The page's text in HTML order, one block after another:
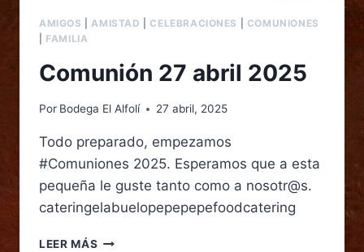
AMIGOS AMISTAD CELEBRACIONES
COMUNIONES
FAMILIA
Comunión 27 abril 2025
Por Bodega El Alfolí 27 abril, 2025
Todo preparado, empezamos
#Comuniones 2025. Esperamos que a esta
pequeña le guste tanto como a nosotr@s.
cateringelabuelopepepepefoodcatering
LEER MÁS